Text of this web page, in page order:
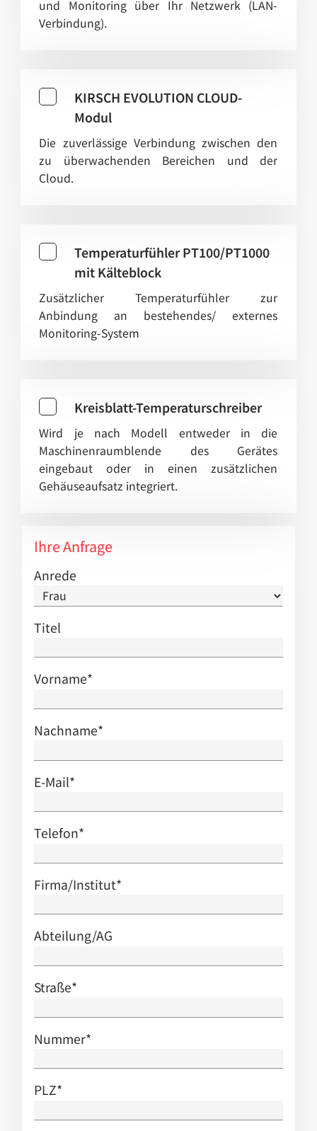
und Monitoring über Ihr Netzwerk (LAN-
Verbindung).
KIRSCH EVOLUTION CLOUD-
Modul
Die zuverlässige Verbindung zwischen den
zu überwachenden Bereichen und der
Cloud.
Temperaturfühler PT100/PT1000
mit Kälteblock
Zusätzlicher Temperaturfühler zur
Anbindung an bestehendes/ externes
Monitoring-System
Kreisblatt-Temperaturschreiber
Wird je nach Modell entweder in die
Maschinenraumblende des Gerätes
eingebaut oder in einen zusätzlichen
Gehäuseaufsatz integriert.
Ihre Anfrage
Anrede
Titel
Vorname*
Nachname*
E-Mail*
Telefon*
Firma/Institut*
Abteilung/AG
Straße*
Nummer*
PLZ*